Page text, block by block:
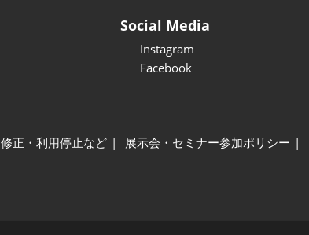
Social Media
Instagram
Facebook
正・利用停止など 展示会・セミナー参加ポリシー